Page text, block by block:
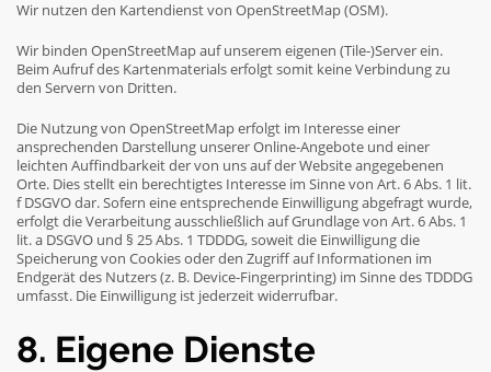
Wir nutzen den Kartendienst von OpenStreetMap (OSM).
Wir binden OpenStreetMap auf unserem eigenen (Tile-)Server ein.
Beim Aufruf des Kartenmaterials erfolgt somit keine Verbindung zu
den Servern von Dritten.
Die Nutzung von OpenStreetMap erfolgt im Interesse einer
ansprechenden Darstellung unserer Online-Angebote und einer
leichten Auffindbarkeit der von uns auf der Website angegebenen
Orte. Dies stellt ein berechtigtes Interesse im Sinne von Art. 6 Abs. 1 lit.
f DSGVO dar. Sofern eine entsprechende Einwilligung abgefragt wurde,
erfolgt die Verarbeitung ausschließlich auf Grundlage von Art. 6 Abs. 1
lit. a DSGVO und § 25 Abs. 1 TDDDG, soweit die Einwilligung die
Speicherung von Cookies oder den Zugriff auf Informationen im
Endgerät des Nutzers (z. B. Device-Fingerprinting) im Sinne des TDDDG
umfasst. Die Einwilligung ist jederzeit widerrufbar.
8. Eigene Dienste